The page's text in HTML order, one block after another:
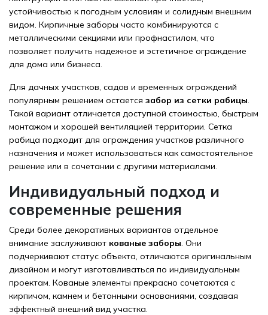
устойчивостью к погодным условиям и солидным внешним
видом. Кирпичные заборы часто комбинируются с
металлическими секциями или профнастилом, что
позволяет получить надежное и эстетичное ограждение
для дома или бизнеса.
Для дачных участков, садов и временных ограждений
популярным решением остается забор из сетки рабицы.
Такой вариант отличается доступной стоимостью, быстрым
монтажом и хорошей вентиляцией территории. Сетка
рабица подходит для ограждения участков различного
назначения и может использоваться как самостоятельное
решение или в сочетании с другими материалами.
Индивидуальный подход и
современные решения
Среди более декоративных вариантов отдельное
внимание заслуживают кованые заборы. Они
подчеркивают статус объекта, отличаются оригинальным
дизайном и могут изготавливаться по индивидуальным
проектам. Кованые элементы прекрасно сочетаются с
кирпичом, камнем и бетонными основаниями, создавая
эффектный внешний вид участка.